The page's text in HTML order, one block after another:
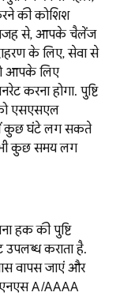
की कोशिश
वजह से, आपके चैलेंज
के लिए, सेवा से
आपके लिए
करना होगा. पुष्टि
एसएसएल
में कुछ घंटे लग सकते
भी कुछ समय लग
हक की पुष्टि
कराता है.
वापस जाएं और
A/AAAA